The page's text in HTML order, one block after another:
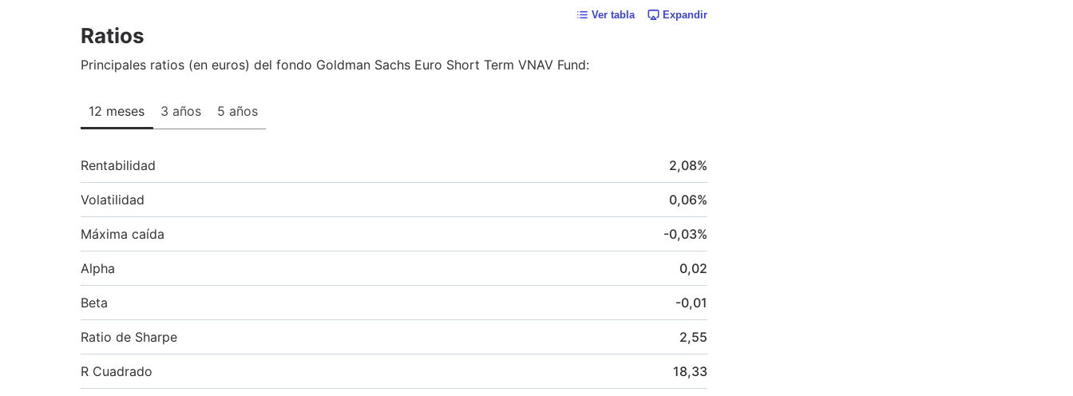
Ver tabla Expandir
Ratios
Principales ratios (en euros) del fondo Goldman Sachs Euro Short Term VNAV Fund:
12 meses 3 años 5 años
Rentabilidad 2,08%
Volatilidad 0,06%
Máxima caída -0,03%
Alpha 0,02
Beta -0,01
Ratio de Sharpe 2,55
R Cuadrado 18,33